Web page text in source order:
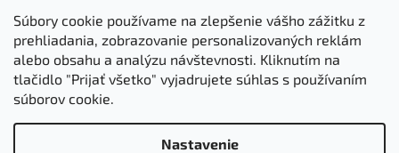
Súbory cookie používame na zlepšenie vášho zážitku z
prehliadania, zobrazovanie personalizovaných reklám
alebo obsahu a analýzu návštevnosti. Kliknutím na
tlačidlo "Prijať všetko" vyjadrujete súhlas s používaním
súborov cookie.
Nastavenie